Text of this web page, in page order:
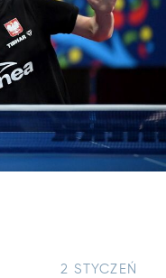
2 STYCZEŃ